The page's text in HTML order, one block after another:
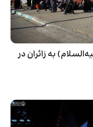
به زائران در